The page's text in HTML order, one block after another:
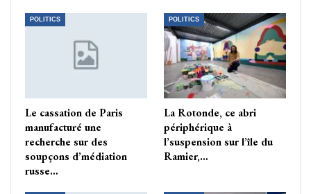
POLITICS
Le cassation de Paris
manufacturé une
recherche sur des
soupçons d’médiation
russe…
POLITICS
La Rotonde, ce abri
périphérique à
l’suspension sur l’île du
Ramier,…